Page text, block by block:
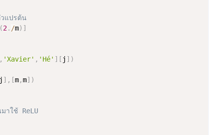
แปรต้น
(2. /m) ]
, 'Xavier' , 'Hé' ] [ j ] )
j ] , [m,m] )
ใช้ ReLU